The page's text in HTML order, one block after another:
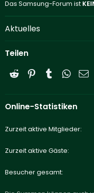
Das Samsung-Forum ist
Aktuelles
Teilen
Reddit PinterestTumblr
Online-Statistiken
Zurzeit aktive Mitglieder
Zurzeit aktive Gäste
Besucher gesamt